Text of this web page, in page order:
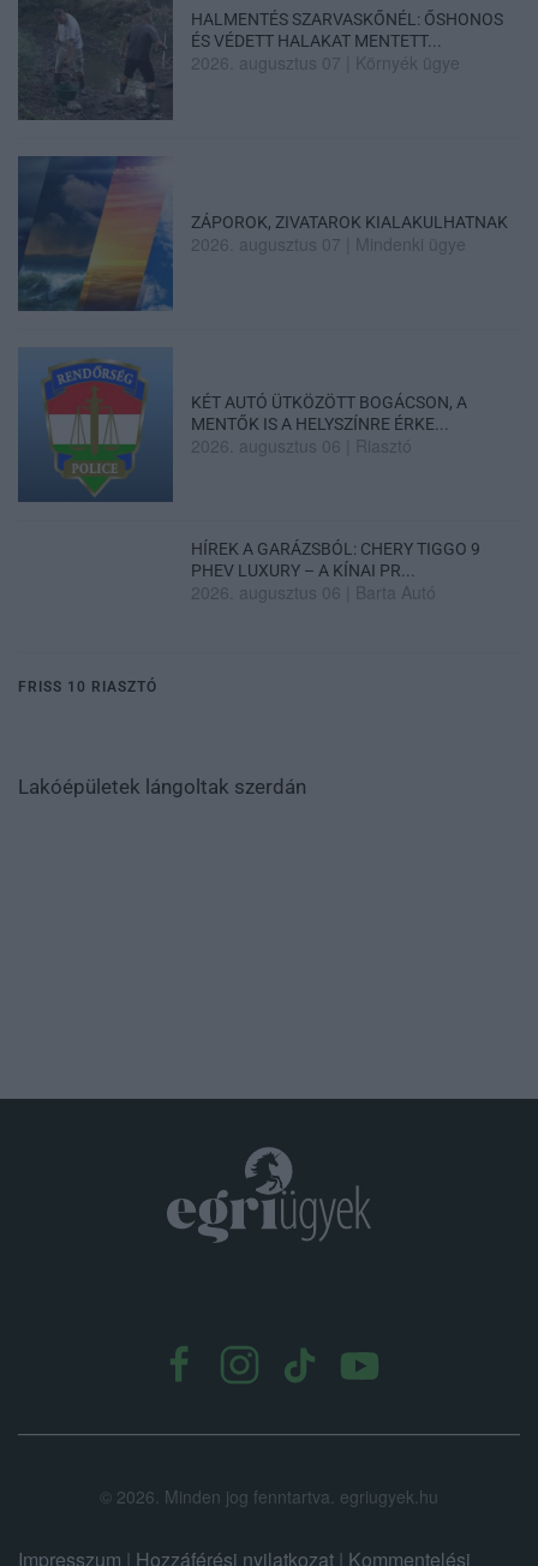
HALMENTÉS SZARVASKŐNÉL: ŐSHONOS
ÉS VÉDETT HALAKAT MENTETT...
2026. augusztus 07 Környék ügye
ZÁPOROK, ZIVATAROK KIALAKULHATNAK
2026. augusztus 07 Mindenki ügye
KÉT AUTÓ ÜTKÖZÖTT BOGÁCSON, A
MENTŐK IS A HELYSZÍNRE ÉRKE...
2026. augusztus 06 Riasztó
HÍREK A GARÁZSBÓL: CHERY TIGGO 9
PHEV LUXURY – A KÍNAI PR...
2026. augusztus 06 Barta Autó
FRISS 10 RIASZTÓ
Lakóépületek lángoltak szerdán
© 2026. Minden jog fenntartva. egriugyek.hu
Impresszum | Hozzáférési nyilatkozat | Kommentelési